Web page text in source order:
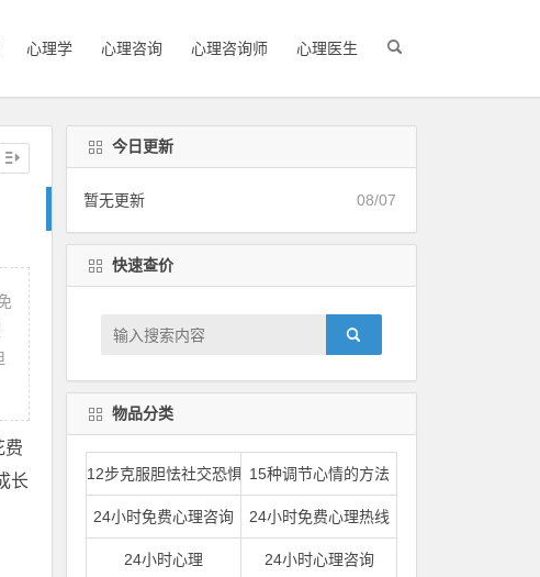
心理学 心理咨询 心理咨询师 心理医生
费
长
今日更新
08/07
暂无更新
快速查价
物品分类
12步克服胆怯社交恐惧 15种调节心情的方法
24小时免费心理咨询 24小时免费心理热线
24小时心理 24小时心理咨询